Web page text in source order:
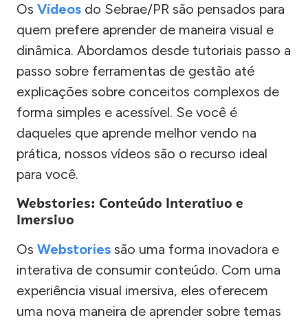
Os Vídeos do Sebrae/PR são pensados para
quem prefere aprender de maneira visual e
dinâmica. Abordamos desde tutoriais passo a
passo sobre ferramentas de gestão até
explicações sobre conceitos complexos de
forma simples e acessível. Se você é
daqueles que aprende melhor vendo na
prática, nossos vídeos são o recurso ideal
para você.
Webstories: Conteúdo Interativo e
Imersivo
Os Webstories são uma forma inovadora e
interativa de consumir conteúdo. Com uma
experiência visual imersiva, eles oferecem
uma nova maneira de aprender sobre temas